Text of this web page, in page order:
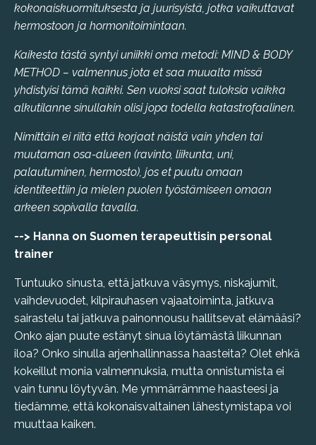
kokonaiskuormituksesta ja juurisyistä, jotka vaikuttavat
hermostoon ja hormonitoimintaan.
Kaikesta tästä syntyi uniikki oma metodi: MIND & BODY
METHOD – valmennus jota et saa muualta missä
yhdistyisi tämä kaikki. Sen vuoksi saat tuloksia vaikka
alkutilanne sinullakin olisi jopa todella katastrofaalinen.
Nimittäin ei riitä että korjaat näistä vain yhden tai
muutaman osa-alueen (ravinto, liikunta, uni,
palautuminen, hermosto), jos et puutu omaan
identiteettiin ja mielen puolen työstämiseen omaan
arkeen sopivalla tavalla.
--> Hanna on Suomen terapeuttisin personal
trainer
Tuntuuko sinusta, että jatkuva väsymys, niskajumit,
vaihdevuodet, kilpirauhasen vajaatoiminta, jatkuva
sairastelu tai jatkuva painonnousu hallitsevat elämääsi?
Onko ajan puute estänyt sinua löytämästä liikunnan
iloa? Onko sinulla arjenhallinnassa haasteita? Olet ehkä
kokeillut monia valmennuksia, mutta onnistumista ei
vain tunnu löytyvän. Me ymmärrämme haasteesi ja
tiedämme, että kokonaisvaltainen lähestymistapa voi
muuttaa kaiken.